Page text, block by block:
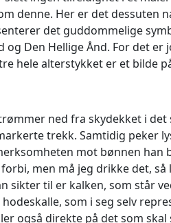
denne. Her er det dessuten
det guddommelige
og Den Hellige Ånd. For det er
hele alterstykket er et bilde
ned fra skydekket i
trekk. Samtidig peker
mot bønnen han
men må jeg drikke det, så
sikter til er kalken, som står
som i seg selv
også direkte på det som skal